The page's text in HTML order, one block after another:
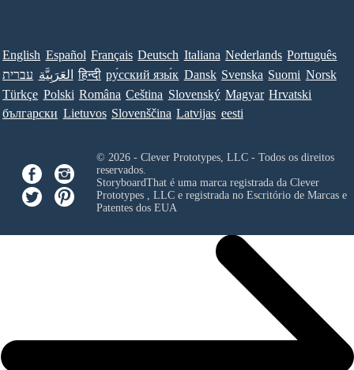
English Español Français Deutsch Italiana Nederlands Português
עברית العَرَبِيَّة हिन्दी ру́сский язы́к Dansk Svenska Suomi Norsk
Türkçe Polski Româna Ceština Slovenský Magyar Hrvatski
български Lietuvos Slovenščina Latvijas eesti
© 2026 - Clever Prototypes, LLC - Todos os direitos
reservados.
StoryboardThat é uma marca registrada da Clever
Prototypes , LLCe registrada no Escritório de Marcas e
Patentes dos EUA